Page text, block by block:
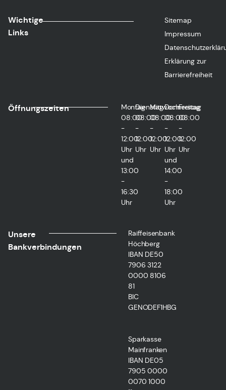
Wichtige
Links
Sitemap
Impressum
Erklärung zur
Barrierefreiheit
Öffnungszeiten
Montag
08:00
-
12:00
Uhr
und
13:00
-
16:30
Uhr
Dienstag
08:00
-
12:00
Uhr
Mittwoch
08:00
-
12:00
Uhr
Donnerstag
08:00
-
12:00
Uhr
und
14:00
-
18:00
Uhr
Freitag
08:00
-
12:00
Uhr
Unsere
Bankverbindungen
Raiffeisenbank
Höchberg
IBAN DE50
7906 3122
0000 8106
81
BIC
GENODEF1HBG
Sparkasse
Mainfranken
IBAN DE05
7905 0000
0070 1000